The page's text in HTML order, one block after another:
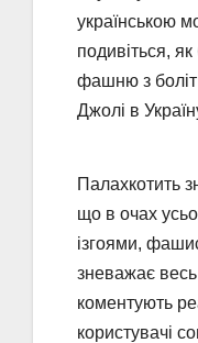
українською
подивіться,
фашню з боліт
Джолі в
Палахкотить
що в очах
ізгоями,
зневажає весь
коментують
користувачі